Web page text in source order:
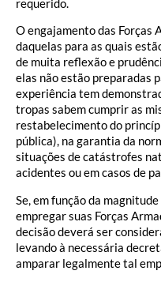
requerido.
O engajamento das Forças
daquelas para as quais
de muita reflexão e
elas não estão preparadas
experiência tem
tropas sabem cumprir as
restabelecimento do
pública), na garantia da
situações de catástrofes
acidentes ou em casos de
Se, em função da
empregar suas Forças
decisão deverá ser
levando à necessária
amparar legalmente tal